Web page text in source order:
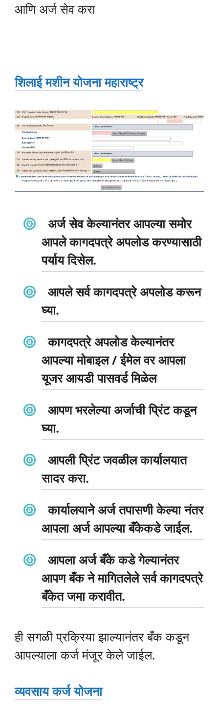
आणि अर्ज सेव करा
शिलाई मशीन योजना महाराष्ट्र
अर्ज सेव केल्यानंतर आपल्या समोर
आपले कागदपत्रे अपलोड करण्यासाठी
पर्याय दिसेल.
आपले सर्व कागदपत्रे अपलोड करून
घ्या.
कागदपत्रे अपलोड केल्यानंतर
आपल्या मोबाइल / ईमेल वर आपला
यूजर आयडी पासवर्ड मिळेल
आपण भरलेल्या अर्जाची प्रिंट कडून
घ्या.
आपली प्रिंट जवळील कार्यालयात
सादर करा.
कार्यालयाने अर्ज तपासणी केल्या नंतर
आपला अर्ज आपल्या बँकेकडे जाईल.
आपला अर्ज बँके कडे गेल्यानंतर
आपण बँक ने मागितलेले सर्व कागदपत्रे
बँकेत जमा करावीत.
ही सगळी प्रक्रिया झाल्यानंतर बँक कडून
आपल्याला कर्ज मंजूर केले जाईल.
व्यवसाय कर्ज योजना